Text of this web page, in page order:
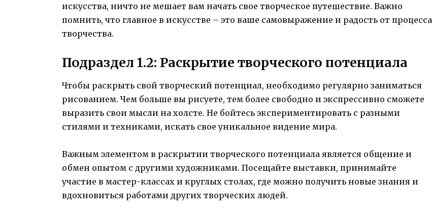
искусства, ничто не мешает вам начать свое творческое путешествие. Важно
помнить, что главное в искусстве – это ваше самовыражение и радость от процесса
творчества.
Подраздел 1.2: Раскрытие творческого потенциала
Чтобы раскрыть свой творческий потенциал, необходимо регулярно заниматься
рисованием. Чем больше вы рисуете, тем более свободно и экспрессивно сможете
выразить свои мысли на холсте. Не бойтесь экспериментировать с разными
стилями и техниками, искать свое уникальное видение мира.
Важным элементом в раскрытии творческого потенциала является общение и
обмен опытом с другими художниками. Посещайте выставки, принимайте
участие в мастер-классах и круглых столах, где можно получить новые знания и
вдохновиться работами других творческих людей.